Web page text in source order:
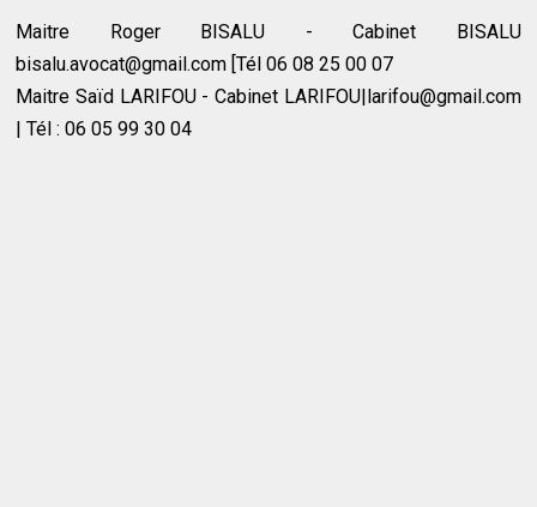
Maitre Roger BISALU - Cabinet BISALU
bisalu.avocat@gmail.com [Tél 06 08 25 00 07
Maitre Saïd LARIFOU - Cabinet LARIFOU|larifou@gmail.com
| Tél : 06 05 99 30 04